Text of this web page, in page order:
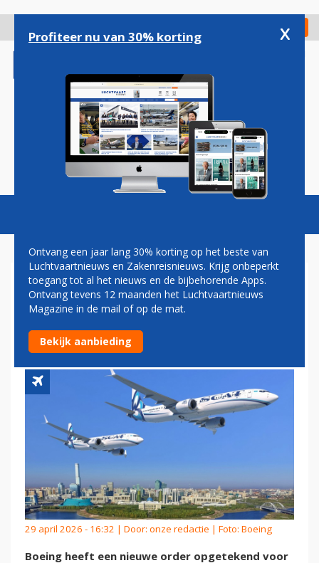
gaan
Check in
Magazine Podcasts Vacatures
SCAT AIRLINES BEZORGT
BOEING AANVULLENDE
ORDER VOOR 737 MAX
29 april 2026 - 16:32 | Door: onze redactie | Foto: Boeing
Boeing heeft een nieuwe order opgetekend voor
Profiteer nu van 30% korting x
Ontvang een jaar lang 30% korting op het beste van
Luchtvaartnieuws en Zakenreisnieuws. Krijg onbeperkt
toegang tot al het nieuws en de bijbehorende Apps.
Ontvang tevens 12 maanden het Luchtvaartnieuws
Magazine in de mail of op de mat.
Bekijk aanbieding